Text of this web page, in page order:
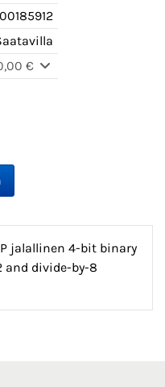
€
jalallinen 4-bit binary
and divide-by-8